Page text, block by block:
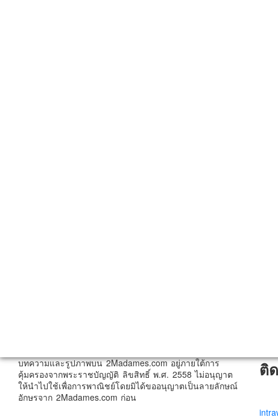
บทความและรูปภาพบน 2Madames.com อยู่ภายใต้การ
คุ้มครองจากพระราชบัญญัติ ลิขสิทธิ์ พ.ศ. 2558 ไม่อนุญาต
ให้นำไปใช้เพื่อการพาณิชย์โดยมิได้ขออนุญาตเป็นลายลักษณ์
อักษรจาก 2Madames.com ก่อน
ติ